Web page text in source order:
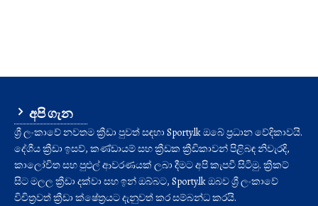
අපි ගැන
ශ්‍රී ලංකාවේ නවතම ක්‍රීඩා පුවත් සඳහා Sporty.lk ඔබේ ප්‍රධාන වේදිකාවයි.
දේශීය ක්‍රීඩා ඉසව්, කණ්ඩායම් සහ ක්‍රීඩක ක්‍රීඩිකාවන් පිළිබඳ නිවැරදි,
කාලෝචිත සහ පුළුල් ආවරණයක් ලබා දීමට අපි කැපවී සිටිමු. ක්‍රිකට්
සිට මලල ක්‍රීඩා දක්වා සහ ඉන් ඔබ්බට, Sporty.lk ඔබව ශ්‍රී ලංකාවේ
විචිත්‍රවත් ක්‍රීඩා ක්ෂේත්‍රයට දැනුවත් කර සම්බන්ධ කරයි.